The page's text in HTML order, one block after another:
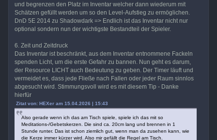
und begrenzen den Platz im Inventar welcher dann wiederum mit
Schätzen gefüllt werden um so den Level-Aufstieg zu ermöglichen.
DnD 5E 2014 zu Shadowdark => Endlich ist das Inventar nicht nur
optional sondern nun der wichtigste Bestandteil der Spieler.
6. Zeit und Zeitdruck
Das Inventar ist beschränkt, aus dem Inventar entnommene Fackeln
spenden Licht, um die erste Gefahr zu bannen. Nun geht es darum,
der Resource LICHT auch Bedeutung zu geben. Der Timer läuft und
vermeidet es, dass jede Fließe nach Fallen oder jeder Raum sinnlos
abgesucht wird. Stimmungsvoll wird es mit diesem Tip - Danke
hierfür
Zitat von: HEXer am 15.04.2026 | 15:43
Also gerade wenn ich das am Tisch spiele, spiele ich das mit so
Meditations-/Gebetskerzen. Die sind ca. 20cm lang und brennen in 1
Stunde runter. Das ist schon ziemlich gut, wenn man da zusehen kann, wie
die Kerze immer kürzer wird. Also mir gefällt die Regel am Tisch.